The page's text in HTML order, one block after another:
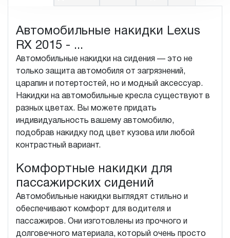
Автомобильные накидки Lexus
RX 2015 - ...
Автомобильные накидки на сидения — это не
только защита автомобиля от загрязнений,
царапин и потертостей, но и модный аксессуар.
Накидки на автомобильные кресла существуют в
разных цветах. Вы можете придать
индивидуальность вашему автомобилю,
подобрав накидку под цвет кузова или любой
контрастный вариант.
Комфортные накидки для
пассажирских сидений
Автомобильные накидки выглядят стильно и
обеспечивают комфорт для водителя и
пассажиров. Они изготовлены из прочного и
долговечного материала, который очень просто